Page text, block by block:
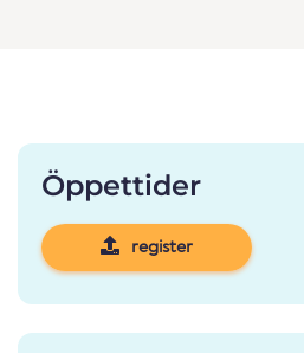
Öppettider
register